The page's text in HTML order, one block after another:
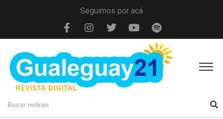
Seguimos por acá